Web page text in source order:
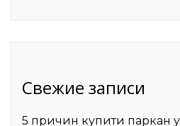
Свежие записи
5 причин купити паркан у